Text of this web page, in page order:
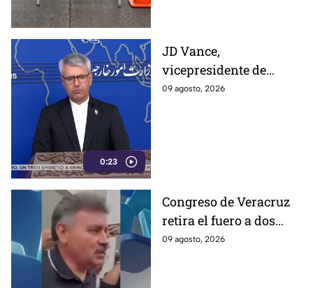
0:23
JD Vance,
vicepresidente de
Estados Unidos,
09 agosto, 2026
Congreso de Veracruz
retira el fuero a dos
alcaldes; revelan
09 agosto, 2026